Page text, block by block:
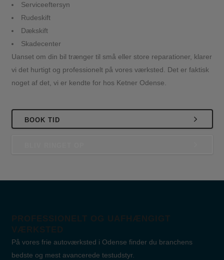
Serviceeftersyn
Rudeskift
Dækskift
Skadecenter
Uanset om din bil trænger til små eller store reparationer, klarer
vi det hurtigt og professionelt på vores værksted. Det er faktisk
noget af det, vi er kendte for hos Ketner Odense.
BOOK TID
PROFESSIONELT OG UAFHÆNGIGT
VÆRKSTED
På vores frie autoværksted i Odense finder du branchens
bedste og mest avancerede testudstyr.